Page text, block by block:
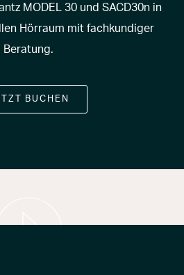
MODEL 30 und SACD30n in
Hörraum mit fachkundiger
Beratung.
BUCHEN